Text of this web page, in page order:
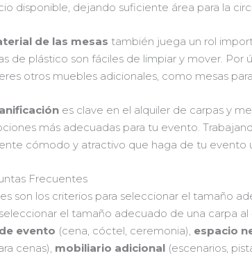
disponible, dejando suficiente área para la
de las mesas también juega un rol
de plástico son fáciles de limpiar y mover.
otros muebles adicionales, como mesas
es clave en el alquiler de carpas y
más adecuadas para tu evento.
cómodo y atractivo que haga de tu evento
Frecuentes
son los criterios para seleccionar el tamaño
el tamaño adecuado de una carpa
evento (cena, cóctel, ceremonia), espacio
cenas), mobiliario adicional (escenarios,